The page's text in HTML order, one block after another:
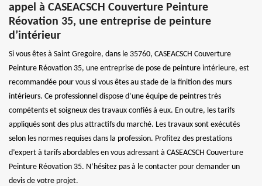
appel à CASEACSCH Couverture Peinture
Réovation 35, une entreprise de peinture
d’intérieur
Si vous êtes à Saint Gregoire, dans le 35760, CASEACSCH Couverture
Peinture Réovation 35, une entreprise de pose de peinture intérieure, est
recommandée pour vous si vous êtes au stade de la finition des murs
intérieurs. Ce professionnel dispose d’une équipe de peintres très
compétents et soigneux des travaux confiés à eux. En outre, les tarifs
appliqués sont des plus attractifs du marché. Les travaux sont exécutés
selon les normes requises dans la profession. Profitez des prestations
d’expert à tarifs abordables en vous adressant à CASEACSCH Couverture
Peinture Réovation 35. N’hésitez pas à le contacter pour demander un
devis de votre projet.